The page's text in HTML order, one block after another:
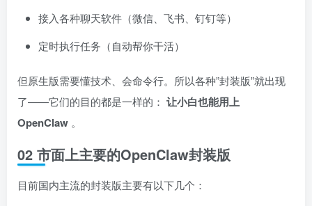
接入各种聊天软件（微信、飞书、钉钉等）
定时执行任务（自动帮你干活）
但原生版需要懂技术、会命令行。所以各种”封装版”就出现
了——它们的目的都是一样的： 让小白也能用上
OpenClaw 。
02 市面上主要的OpenClaw封装版
目前国内主流的封装版主要有以下几个：